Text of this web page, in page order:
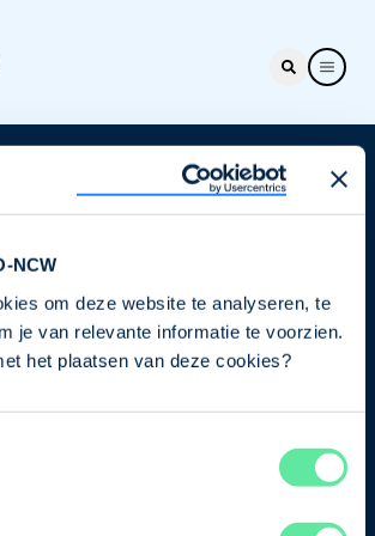
NCW
om deze website te analyseren, te
je van relevante informatie te voorzien.
het plaatsen van deze cookies?
NCW nieuwsbrief.